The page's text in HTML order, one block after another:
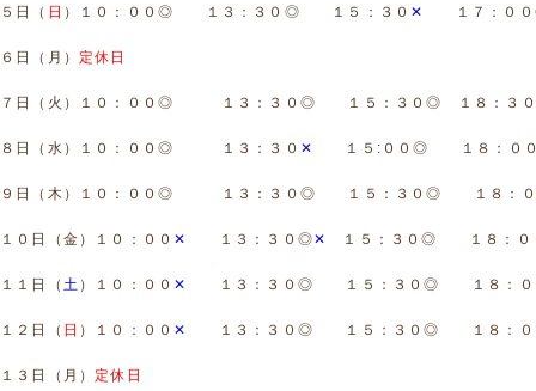
５日（ 日 ）１０：００◎ １３：３０◎ １５：３０ ✕ １７：０
６日（月） 定休日
７日（火）１０：００◎ １３：３０◎ １５：３０◎ １８：３
８日（水）１０：００◎ １３：３０ ✕ １５:００◎ １８：０
９日（木）１０：００◎ １３：３０◎ １５：３０◎ １８：
１０日（金）１０：００ ✕ １３：３０◎✕ １５：３０◎ １８：
１１日（ 土 ）１０：００ ✕ １３：３０◎ １５：３０◎ １８：
１２日（ 日 ）１０：００ ✕ １３：３０◎ １５：３０◎ １８：０
１３日（月） 定休日